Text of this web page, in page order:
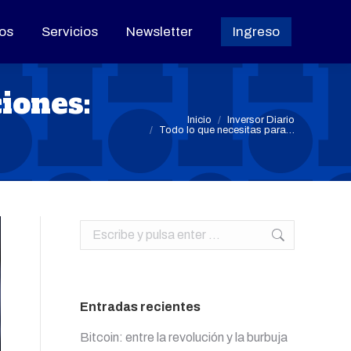
Servicios Newsletter Ingreso
Estás aquí: Inicio
Inversor Diario
Todo lo que necesitas para…
Buscar:
Entradas recientes
Bitcoin: entre la revolución y la burbuja
Servicios Newsletter Ingreso